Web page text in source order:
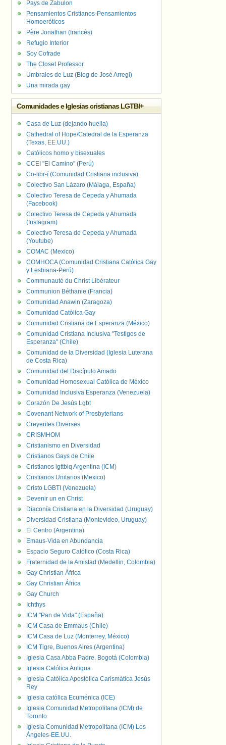
Pays de Zabulon
Pensamientos Cristianos-Pensamientos
Homoeróticos
Père Jonathan (francés)
Refugio Interior
Soy Cofrade
The Closet Professor
Umbrales de Luz (Blog de José Arregi)
Una mirada gay
Comunidades e Iglesias cristianas LGTBI+
Casa de Luz (dejando huella)
Cathedral of Hope/Catedral de la Esperanza
(Texas, EE.UU.)
Católicos homo y bisexuales
CCEI "El Camino" (Perú)
Co-libr-í (Comunidad Cristiana inclusiva)
Colectivo San Lázaro (Málaga, España)
Colectivo Teresa de Cepeda y Ahumada
(Facebook)
Colectivo Teresa de Cepeda y Ahumada
(Instagram)
Colectivo Teresa de Cepeda y Ahumada
(Youtube)
COMAC (Mexico)
COMHOCA (Comunidad Cristiana Católica Gay
y Lesbiana-Perú)
Communauté du Christ Libérateur
Communion Béthanie (Francia)
Comunidad Anawin (Zaragoza)
Comunidad Católica Gay
Comunidad Cristiana de Esperanza (México)
Comunidad Cristiana Inclusiva "Testigos de
Esperanza" (Chile)
Comunidad de la Diversidad (Iglesia Luterana
de Costa Rica)
Comunidad del Discípulo Amado
Comunidad Homosexual Católica de México
Comunidad Inclusiva Esperanza (Venezuela)
Corazón De Jesús Lgbt
Covenant Network of Presbyterians
Creyentes Diverses
CRISMHOM
Cristianismo en Diversidad
Cristianos Gays de Chile
Cristianos lgttbiq Argentina (ICM)
Cristianos Unitarios (Mexico)
Cristo LGBTI (Venezuela)
Devenir un en Christ
Diaconía Cristiana en la Diversidad (Uruguay)
Diversidad Cristiana (Montevideo, Uruguay)
El Centro (Argentina)
Emaus-Vida en Abundancia
Espacio Seguro Católico (Costa Rica)
Fraternidad de la Amistad (Medellin, Colombia)
Gay Christian África
Gay Christian África
Gay Church
Ichthys
ICM "Pan de Vida" (España)
ICM Casa de Emmaus (Chile)
ICM Casa de Luz (Monterrey, México)
ICM Tigre, Buenos Aires (Argentina)
Iglesia Casa Abba Padre. Bogotá (Colombia)
Iglesia Católica Antigua
Iglesia Católica Apostólica Carismática Jesús
Rey
Iglesia católica Ecuménica (ICE)
Iglesia Comunidad Metropolitana (ICM) de
Toronto
Iglesia Comunidad Metropolitana (ICM) Los
Ángeles-EE.UU.